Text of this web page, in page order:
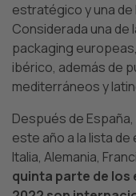
estratégico y una
Considerada una
packaging
ibérico, además de
mediterráneos y
Después de
este año a la lista
Italia, Alemania,
quinta parte de